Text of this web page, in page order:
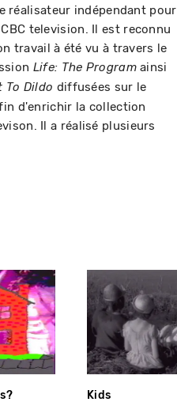
réalisateur indépendant pour
television. Il est reconnu
travail à été vu à travers le
Life: The Programainsi
To Dildo diffusées sur le
d'enrichir la collection
Il a réalisé plusieurs
Kids